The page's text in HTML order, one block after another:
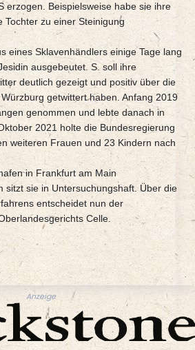
erzogen. Beispielsweise habe sie ihre
Tochter zu einer Steinigung
eines Sklavenhändlers einige Tage lang
ausgebeutet. S. soll ihre
deutlich gezeigt und positiv über die
getwittert haben. Anfang 2019
genommen und lebte danach in
2021 holte die Bundesregierung
weiteren Frauen und 23 Kindern nach
in Frankfurt am Main
sitzt sie in Untersuchungshaft. Über die
entscheidet nun der
Celle.
Anzeige